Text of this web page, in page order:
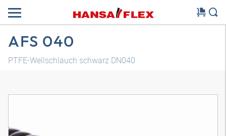
AFS 040
PTFE-Wellschlauch schwarz DN040